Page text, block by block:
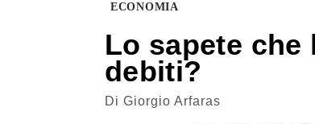
ECONOMIA
Lo sapete che
debiti?
Di Giorgio Arfaras